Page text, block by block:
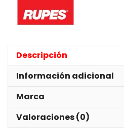
Descripción
Información adicional
Marca
Valoraciones (0)